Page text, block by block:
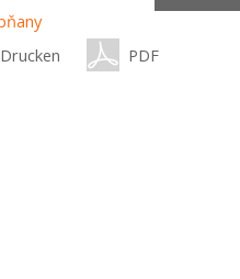
Drucken PDF